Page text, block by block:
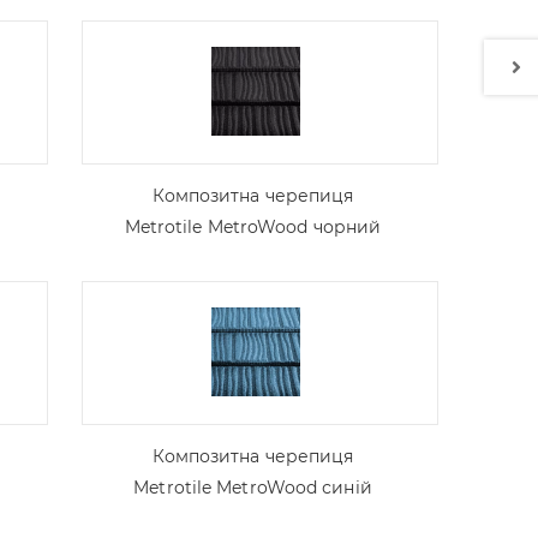
Композитна черепиця
Metrotile MetroWood чорний
Композитна черепиця
Metrotile MetroWood синій